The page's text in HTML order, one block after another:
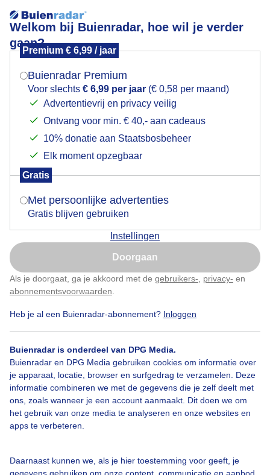
Welkom bij Buienradar, hoe wil je verder
gaan?
Premium € 6,99 / jaar
Buienradar Premium
Voor slechts € 6,99 per jaar (€ 0,58 per maand)
Advertentievrij en privacy veilig
Ontvang voor min. € 40,- aan cadeaus
10% donatie aan Staatsbosbeheer
Elk moment opzegbaar
Gratis
Met persoonlijke advertenties
Gratis blijven gebruiken
Instellingen
Doorgaan
Als je doorgaat, ga je akkoord met de gebruikers- privacy- en
abonnementsvoorwaarden
Heb je al een Buienradar-abonnement? Inloggen
Buienradar is onderdeel van DPG Media.
Buienradar en DPG Media gebruiken cookies om informatie over
je apparaat, locatie, browser en surfgedrag te verzamelen. Deze
informatie combineren we met de gegevens die je zelf deelt met
ons, zoals wanneer je een account aanmaakt. Dit doen we om
het gebruik van onze media te analyseren en onze websites en
apps te verbeteren.
Daarnaast kunnen we, als je hier toestemming voor geeft, je
Morgen mooi weer
Zonnehoed
Door: Cynthia Van Leusden Gemaakt: 24-06-2025, 60x bekeken
Bekijk slideshow
Een moment geduld aub...
Mogen we je locatie gebruiken voor het
Indien je hier nog geen akkoord op hebt gegeven,
verschijnt er zo een pop-up uit je browser waarin
Is goed, toon de popup
Nu niet, misschien later
Klik hierom dit aan te passen